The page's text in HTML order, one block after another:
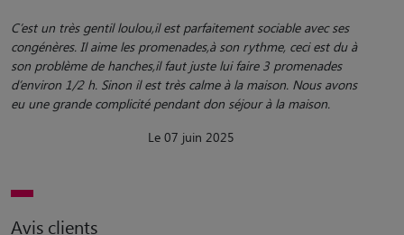
C’est un très gentil loulou,il est parfaitement sociable avec ses
congénères. Il aime les promenades,à son rythme, ceci est du à
son problème de hanches,il faut juste lui faire 3 promenades
d’environ 1/2 h. Sinon il est très calme à la maison. Nous avons
eu une grande complicité pendant don séjour à la maison.
Le 07 juin 2025
Avis clients